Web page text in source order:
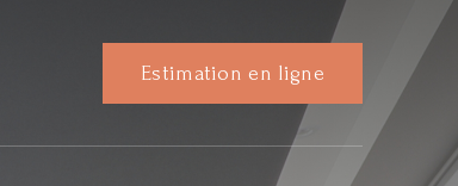
Estimation en ligne